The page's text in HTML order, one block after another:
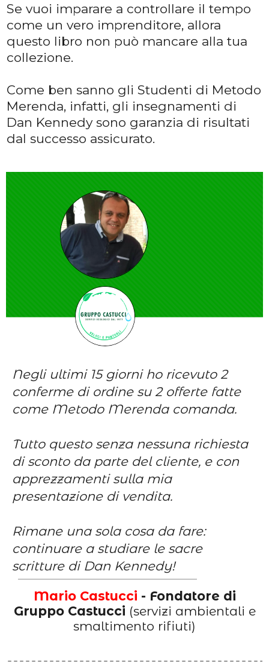
Se vuoi imparare a controllare il tempo
come un vero imprenditore, allora
questo libro non può mancare alla tua
collezione.
Come ben sanno gli Studenti di Metodo
Merenda, infatti, gli insegnamenti di
Dan Kennedy sono garanzia di risultati
dal successo assicurato.
Negli ultimi 15 giorni ho ricevuto 2
conferme di ordine su 2 offerte fatte
come Metodo Merenda comanda.
Tutto questo senza nessuna richiesta
di sconto da parte del cliente, e con
apprezzamenti sulla mia
presentazione di vendita.
Rimane una sola cosa da fare:
continuare a studiare le sacre
scritture di Dan Kennedy!
Mario Castucci - Fondatore di
Gruppo Castucci (servizi ambientali e
smaltimento rifiuti)